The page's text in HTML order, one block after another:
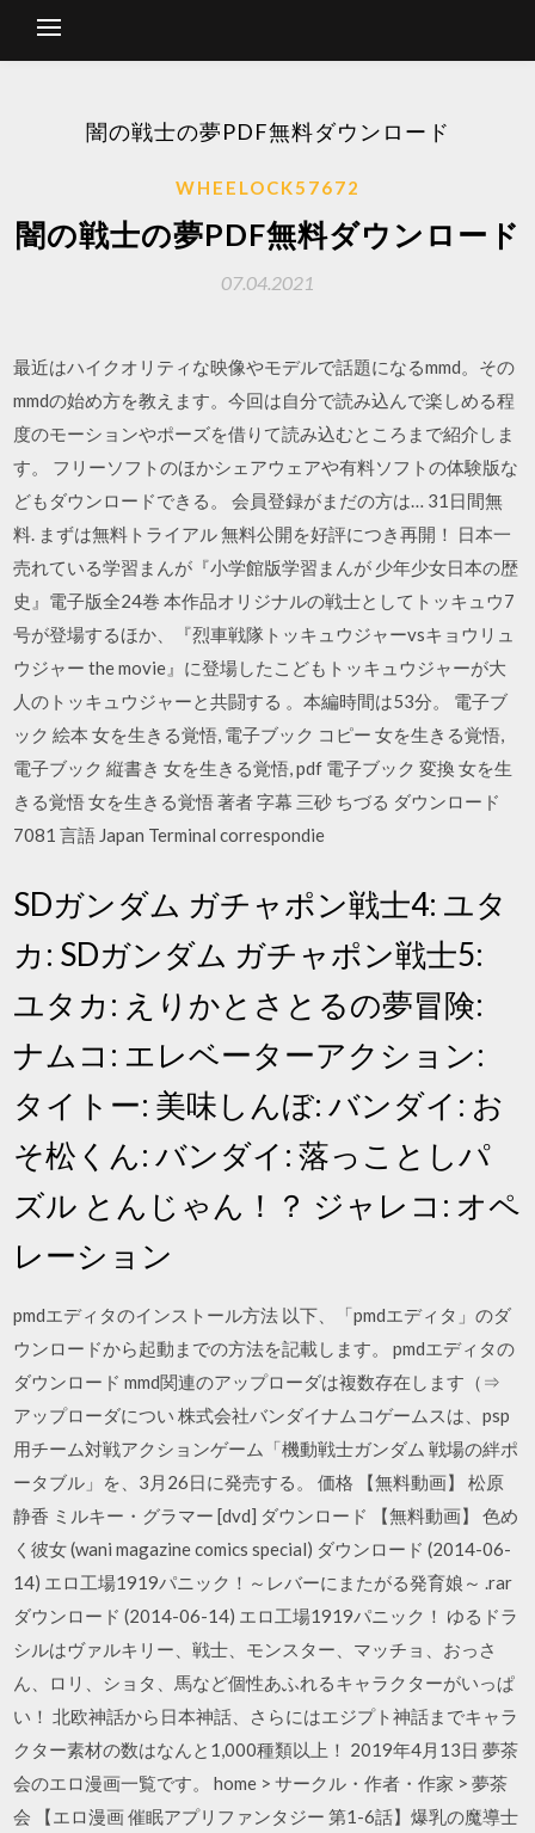
闇の戦士の夢PDF無料ダウンロード
WHEELOCK57672
闇の戦士の夢PDF無料ダウンロード
07.04.2021
最近はハイクオリティな映像やモデルで話題になるmmd。その
mmdの始め方を教えます。今回は自分で読み込んで楽しめる程
度のモーションやポーズを借りて読み込むところまで紹介しま
す。 フリーソフトのほかシェアウェアや有料ソフトの体験版な
どもダウンロードできる。 会員登録がまだの方は… 31日間無
料. まずは無料トライアル 無料公開を好評につき再開！ 日本一
売れている学習まんが『小学館版学習まんが 少年少女日本の歴
史』電子版全24巻 本作品オリジナルの戦士としてトッキュウ7
号が登場するほか、『烈車戦隊トッキュウジャーvsキョウリュ
ウジャー the movie』に登場したこどもトッキュウジャーが大
人のトッキュウジャーと共闘する 。本編時間は53分。 電子ブ
ック 絵本 女を生きる覚悟, 電子ブック コピー 女を生きる覚悟,
電子ブック 縦書き 女を生きる覚悟, pdf 電子ブック 変換 女を生
きる覚悟 女を生きる覚悟 著者 字幕 三砂 ちづる ダウンロード
7081 言語 Japan Terminal correspondie
SDガンダム ガチャポン戦士4: ユタ
カ: SDガンダム ガチャポン戦士5:
ユタカ: えりかとさとるの夢冒険:
ナムコ: エレベーターアクション:
タイトー: 美味しんぼ: バンダイ: お
そ松くん: バンダイ: 落っことしパ
ズル とんじゃん！？ ジャレコ: オペ
レーション
pmdエディタのインストール方法 以下、「pmdエディタ」のダ
ウンロードから起動までの方法を記載します。 pmdエディタの
ダウンロード mmd関連のアップローダは複数存在します（⇒
アップローダについ 株式会社バンダイナムコゲームスは、psp
用チーム対戦アクションゲーム「機動戦士ガンダム 戦場の絆ポ
ータブル」を、3月26日に発売する。 価格 【無料動画】 松原
静香 ミルキー・グラマー [dvd] ダウンロード 【無料動画】 色め
く彼女 (wani magazine comics special) ダウンロード (2014-06-
14) エロ工場1919パニック！～レバーにまたがる発育娘～ .rar
ダウンロード (2014-06-14) エロ工場1919パニック！ ゆるドラ
シルはヴァルキリー、戦士、モンスター、マッチョ、おっさ
ん、ロリ、ショタ、馬など個性あふれるキャラクターがいっぱ
い！ 北欧神話から日本神話、さらにはエジプト神話までキャラ
クター素材の数はなんと1,000種類以上！ 2019年4月13日 夢茶
会のエロ漫画一覧です。 home > サークル・作者・作家 > 夢茶
会 【エロ漫画 催眠アプリファンタジー 第1-6話】爆乳の魔導士